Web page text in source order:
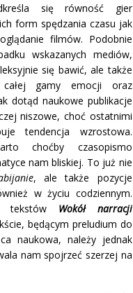
się równość gier
form spędzania czasu jak
filmów. Podobnie
wskazanych mediów,
się bawić, ale także
całej gamy emocji oraz
dotąd naukowe publikacje
niszowe, choć ostatnimi
tendencja wzrostowa.
choćby czasopismo
nam bliskiej. To już nie
, ale także pozycje
w życiu codziennym.
tekstów Wokół narracji
będącym preludium do
naukowa, należy jednak
nam spojrzeć szerzej na